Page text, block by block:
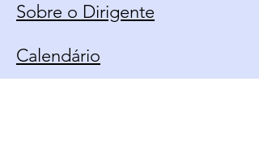
Sobre o Dirigente
Calendário